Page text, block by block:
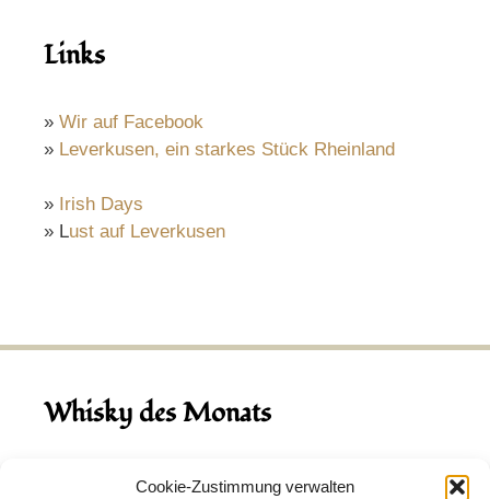
Cookie-Zustimmung verwalten
Links
» Wir auf Facebook
» Leverkusen, ein starkes Stück Rheinland
» Irish Days
» Lust auf Leverkusen
Whisky des Monats
August 2026